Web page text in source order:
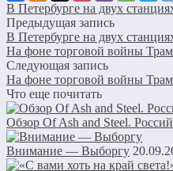
В Петербурге на двух
Предыдущая запись
В Петербурге на двух
На фоне торговой войны
Следующая запись
На фоне торговой войны
Что еще почитать
Обзор Of Ash and Steel.
Внимание — Выборгу